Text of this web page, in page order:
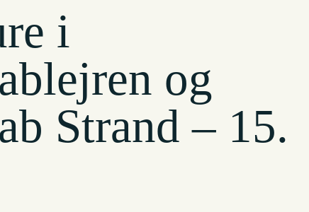
i
og
Strand – 15.